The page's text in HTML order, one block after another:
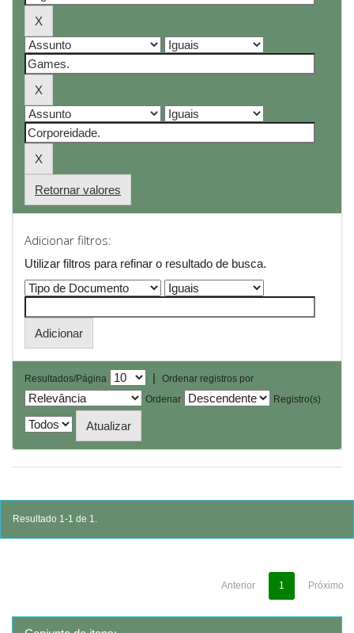
Retornar valores
Adicionar filtros:
Utilizar filtros para refinar o resultado de busca.
Resultados/Página |
Ordenar registros por
Ordenar
Registro(s)
Resultado 1-1 de 1.
Anterior 1 Próximo